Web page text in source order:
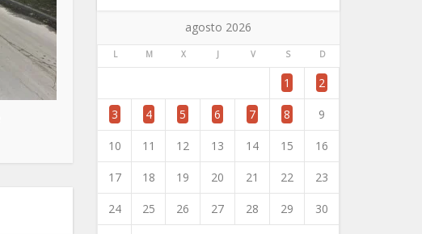
agosto 2026
L M X J V S D
1 2
3 4 5 6 7 8 9
10 11 12 13 14 15 16
17 18 19 20 21 22 23
24 25 26 27 28 29 30